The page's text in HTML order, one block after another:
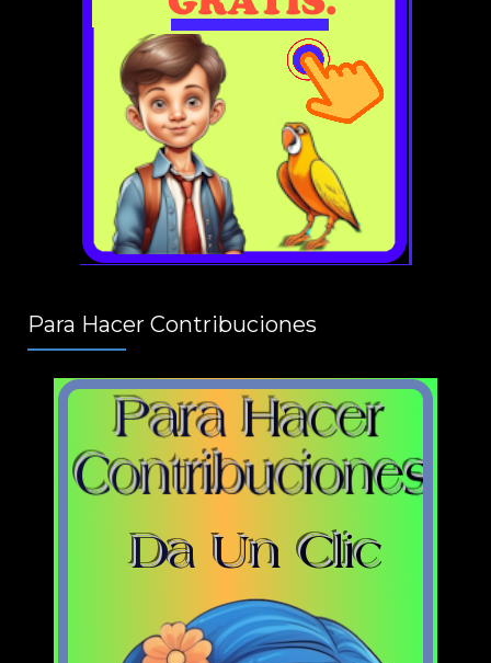
Para Hacer Contribuciones